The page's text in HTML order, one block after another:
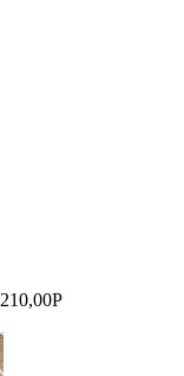
210,00Р